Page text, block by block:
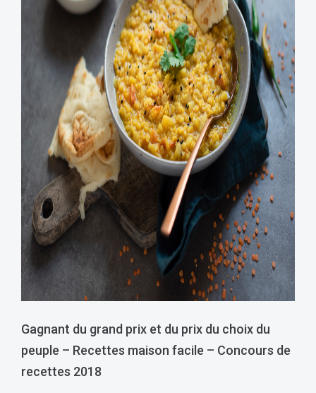
Gagnant du grand prix et du prix du choix du
peuple – Recettes maison facile – Concours de
recettes 2018